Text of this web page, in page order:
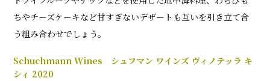
ちやチーズケーキなど甘すぎないデザートも互いを引き立て合
う組み合わせでしょう。
Schuchmann Wines シュフマン ワインズ ヴィノテッラ キ
シィ 2020